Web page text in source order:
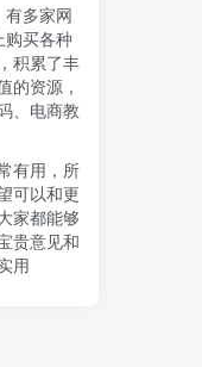
多家网
购买各种
积累了丰
的资源，
、电商教
有用，所
可以和更
家都能够
贵意见和
用